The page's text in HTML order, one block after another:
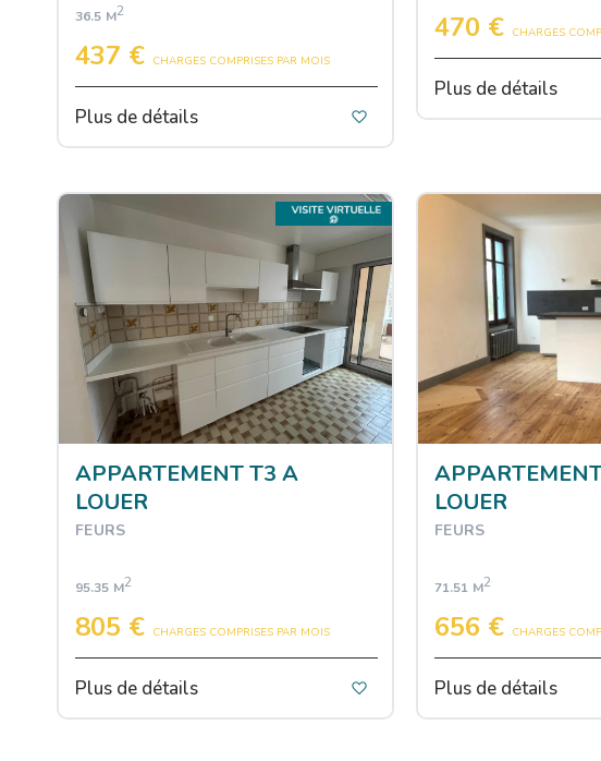
36.5 M2
437 € CHARGES COMPRISES PAR MOIS
Plus de détails
470 € CHARGES
Plus de détails
APPARTEMENT T3 A
LOUER
FEURS
95.35 M2
805 € CHARGES COMPRISES PAR MOIS
Plus de détails
LOUER
FEURS
71.51 M2
656 € CHARGES
Plus de détails